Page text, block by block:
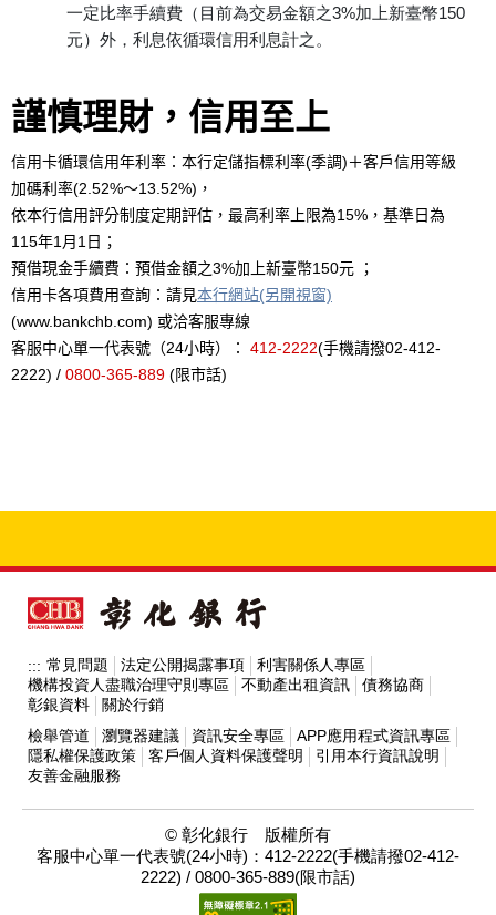
一定比率手續費（目前為交易金額之3%加上新臺幣150
元）外，利息依循環信用利息計之。
謹慎理財，信用至上
信用卡循環信用年利率：本行定儲指標利率(季調)＋客戶信用等級
加碼利率(2.52%～13.52%)，
依本行信用評分制度定期評估，最高利率上限為15%，基準日為
115年1月1日；
預借現金手續費：預借金額之3%加上新臺幣150元 ；
信用卡各項費用查詢：請見本行網站(另開視窗)
(www.bankchb.com) 或洽客服專線
客服中心單一代表號（24小時）：
412-2222(手機請撥02-412-
2222) / 0800-365-889 (限市話)
::: 常見問題 法定公開揭露事項
利害關係人專區
機構投資人盡職治理守則專區
不動產出租資訊
債務協商
彰銀資料
關於行銷
檢舉管道
瀏覽器建議 資訊安全專區
APP應用程式資訊專區
隱私權保護政策
客戶個人資料保護聲明
引用本行資訊說明
友善金融服務
© 彰化銀行 版權所有
客服中心單一代表號(24小時)：412-2222(手機請撥02-412-
2222) / 0800-365-889(限市話)